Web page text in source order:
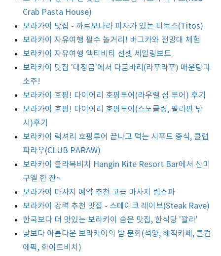
Crab Pasta House)
보라카이 맛집 - 까르보나라 피자가 있는 티토스(Titos)
보라카이 자유여행 필수 놀거리! 버그카와 전망대 체험
보라카이 자유여행 액티비티 선셋 세일링보트
보라카이 맛집 '대장금'에서 다금바리(라푸라푸) 매운탕과
소주!
보라카이 호핑! 다이어리 호핑투어(라우렐 섬 투어) 후기
보라카이 호핑! 다이어리 호핑투어(스노쿨링, 필리핀 낚
시)후기
보라카이 럭셔리 호핑투어 끝나고 먹는 시푸드 중식, 클럽
파라우(CLUB PARAW)
보라카이 블라복비치 Hangin Kite Resort Bar에서 산미
구엘 한 잔~
보라카이 마사지 예약 추천 고급 마사지 림스파
보라카이 강력 추천 맛집 - 스테이크 레이브(Steak Rave)
한국보다 더 맛있는 보라카이 숨은 맛집, 한식당 '꽐라'
낮보다 아름다운 보라카이의 밤 문화(석양, 해적카페, 클럽
에픽, 화이트비치)